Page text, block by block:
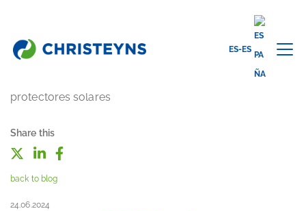
ES-ES
Share this
back to blog
24.06.2024